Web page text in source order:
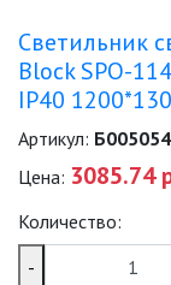
Светильник
Block SPO-
IP40
Артикул:
Цена: 3085.74
Количество:
-